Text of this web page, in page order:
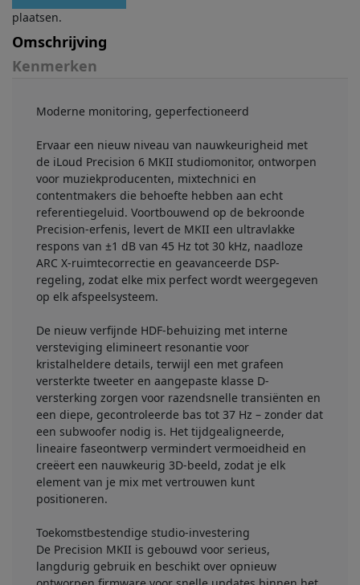
plaatsen.
Omschrijving
Kenmerken
Moderne monitoring, geperfectioneerd
Ervaar een nieuw niveau van nauwkeurigheid met
de iLoud Precision 6 MKII studiomonitor, ontworpen
voor muziekproducenten, mixtechnici en
contentmakers die behoefte hebben aan echt
referentiegeluid. Voortbouwend op de bekroonde
Precision-erfenis, levert de MKII een ultravlakke
respons van ±1 dB van 45 Hz tot 30 kHz, naadloze
ARC X-ruimtecorrectie en geavanceerde DSP-
regeling, zodat elke mix perfect wordt weergegeven
op elk afspeelsysteem.
De nieuw verfijnde HDF-behuizing met interne
versteviging elimineert resonantie voor
kristalheldere details, terwijl een met grafeen
versterkte tweeter en aangepaste klasse D-
versterking zorgen voor razendsnelle transiënten en
een diepe, gecontroleerde bas tot 37 Hz – zonder dat
een subwoofer nodig is. Het tijdgealigneerde,
lineaire faseontwerp vermindert vermoeidheid en
creëert een nauwkeurig 3D-beeld, zodat je elk
element van je mix met vertrouwen kunt
positioneren.
Toekomstbestendige studio-investering
De Precision MKII is gebouwd voor serieus,
langdurig gebruik en beschikt over opnieuw